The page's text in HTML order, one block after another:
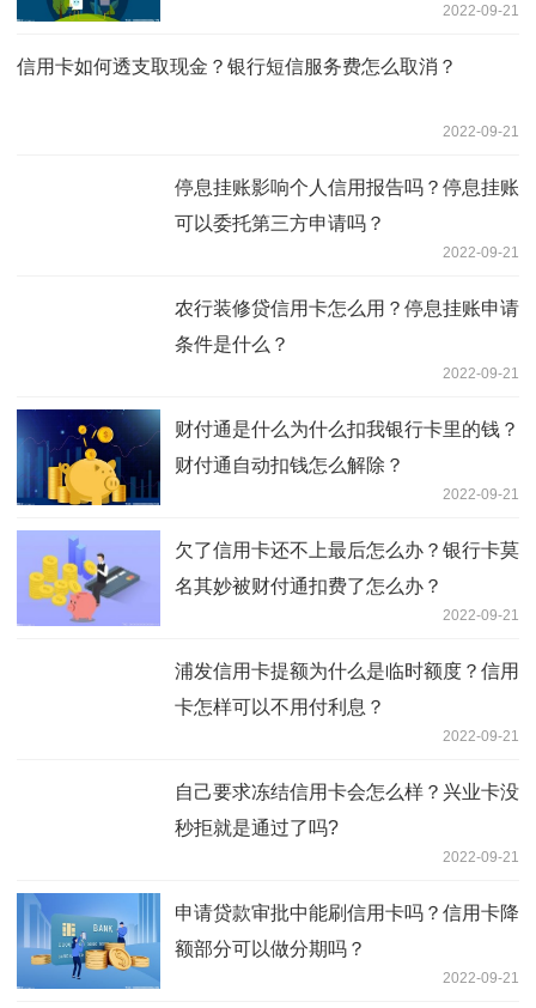
2022-09-21
信用卡如何透支取现金？银行短信服务费怎么取消？
2022-09-21
停息挂账影响个人信用报告吗？停息挂账
可以委托第三方申请吗？
2022-09-21
农行装修贷信用卡怎么用？停息挂账申请
条件是什么？
2022-09-21
财付通是什么为什么扣我银行卡里的钱？
财付通自动扣钱怎么解除？
2022-09-21
欠了信用卡还不上最后怎么办？银行卡莫
名其妙被财付通扣费了怎么办？
2022-09-21
浦发信用卡提额为什么是临时额度？信用
卡怎样可以不用付利息？
2022-09-21
自己要求冻结信用卡会怎么样？兴业卡没
秒拒就是通过了吗?
2022-09-21
申请贷款审批中能刷信用卡吗？信用卡降
额部分可以做分期吗？
2022-09-21